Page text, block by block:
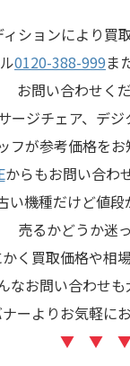
ションにより買
0120-388-999ま
お問い合わせくだ
ージチェア、デジ
フが参考価格をお
からもお問い合わ
い機種だけど値段
売るかどうか迷
く買取価格や相
なお問い合わせも
ーよりお気軽に
▼ ▼